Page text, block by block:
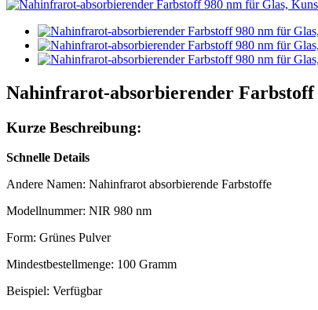
Nahinfrarot-absorbierender
Kurze Beschreibung:
Schnelle Details
Andere Namen: Nahinfrarot absorbierende Farbstoffe
Modellnummer: NIR 980 nm
Form: Grünes Pulver
Mindestbestellmenge: 100 Gramm
Beispiel: Verfügbar